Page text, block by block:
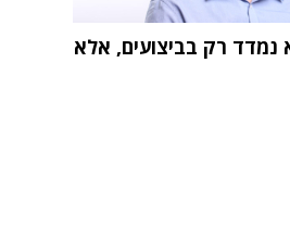
נמדד רק בביצועים, אלא